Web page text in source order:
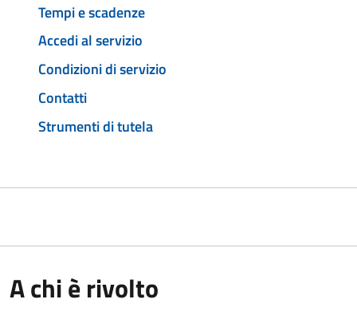
Tempi e scadenze
Accedi al servizio
Condizioni di servizio
Contatti
Strumenti di tutela
A chi è rivolto